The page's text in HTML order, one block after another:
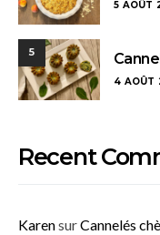
5 AOÛT
5
4 AOÛT
Recent
KarensurCannelés